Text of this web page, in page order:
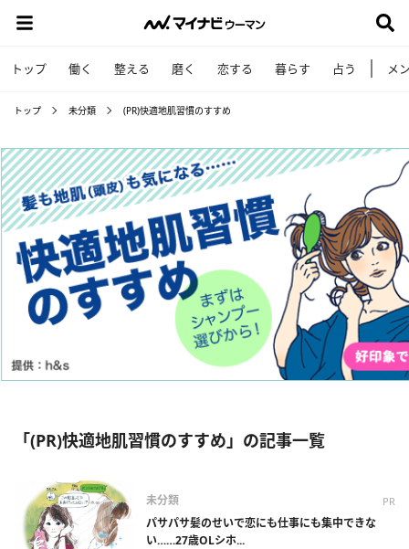
トップ 働く 整える 磨く 恋する 暮らす 占う メ
トップ 未分類 (PR)快適地肌習慣のすすめ
「(PR)快適地肌習慣のすすめ」の記事一覧
未分類 PR
パサパサ髪のせいで恋にも仕事にも集中できな
い……27歳OLシホ...